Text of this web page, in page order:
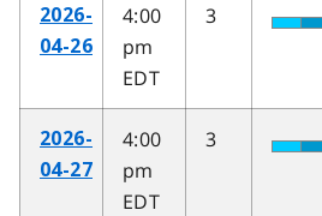
2026-
04-26
4:00
pm
EDT
3
2026-
04-27
4:00
pm
EDT
3